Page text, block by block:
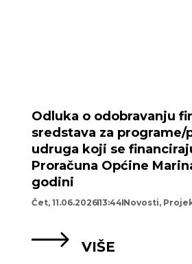
Odluka o odobravanju
sredstava za
udruga koji se
Proračuna Općine
godini
Čet, 11.06.202613:44 Novosti,
VIŠE